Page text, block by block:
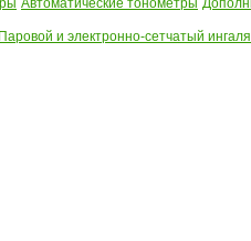
Автоматические тонометры
Паровой и электронно-сетчатый